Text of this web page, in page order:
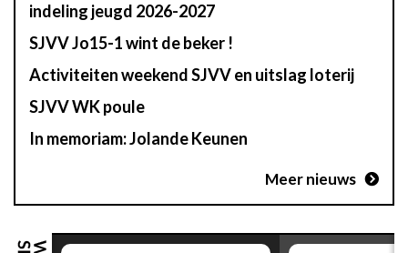
indeling jeugd 2026-2027
SJVV Jo15-1 wint de beker !
Activiteiten weekend SJVV en uitslag loterij
SJVV WK poule
In memoriam: Jolande Keunen
Meer nieuws